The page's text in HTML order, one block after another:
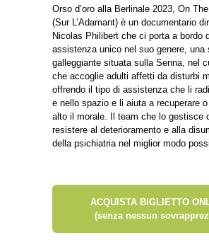
Orso d’oro alla Berlinale 2023, On
(Sur L’Adamant) è un documentario
Nicolas Philibert che ci porta a bordo
assistenza unico nel suo genere, una
galleggiante situata sulla Senna, nel
che accoglie adulti affetti da disturbi
offrendo il tipo di assistenza che li
e nello spazio e li aiuta a recuperare
alto il morale. Il team che lo gestisce
resistere al deterioramento e alla
della psichiatria nel miglior modo
ACQUISTA BIGLIETTO
(senza nessun